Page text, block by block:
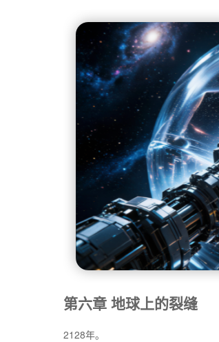
第六章 地球上的裂缝
2128年。